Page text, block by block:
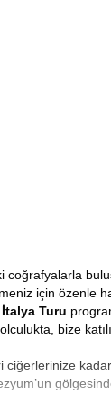
coğrafyalarla
için özenle
Turu
bize
ciğerlerinize